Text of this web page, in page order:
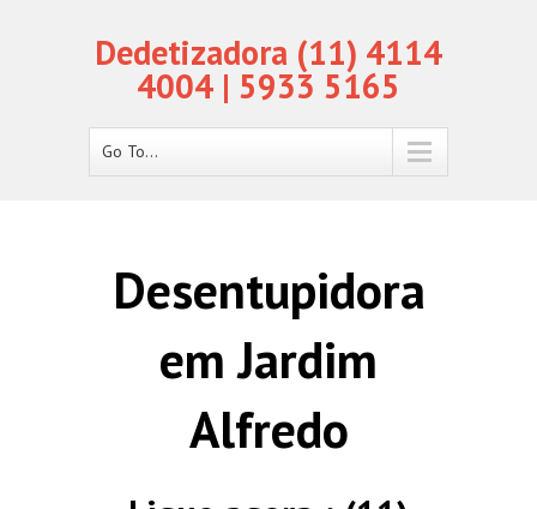
Dedetizadora (11) 4114
4004 | 5933 5165
Go To...
Desentupidora
em Jardim
Alfredo